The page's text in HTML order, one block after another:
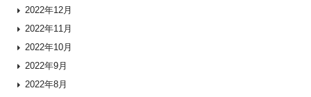
2022年12月
2022年11月
2022年10月
2022年9月
2022年8月